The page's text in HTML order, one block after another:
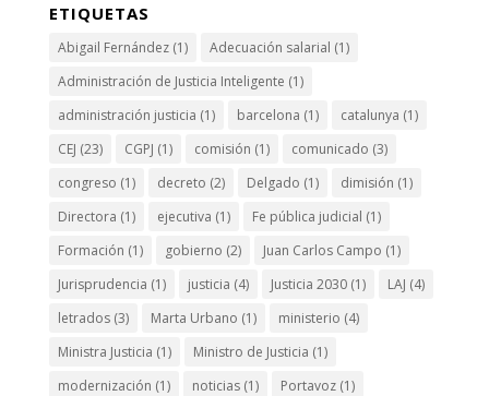
ETIQUETAS
Abigail Fernández(1) Adecuación salarial (1)
Administración de Justicia Inteligente (1)
administración justicia (1) barcelona (1) catalunya (1)
CEJ (23) CGPJ (1) comisión (1) comunicado (3)
congreso (1) decreto (2) Delgado (1) dimisión (1)
Directora (1) ejecutiva (1) Fe pública judicial (1)
Formación (1) gobierno (2) Juan Carlos Campo (1)
Jurisprudencia (1) justicia (4) Justicia 2030(1) LAJ (4)
letrados(3) Marta Urbano (1) ministerio (4)
Ministra Justicia (1) Ministro de Justicia (1)
modernización (1) noticias(1) Portavoz(1)